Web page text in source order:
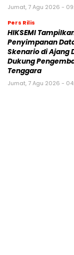
Jumat, 7 Agu 2026 -
Pers Rilis
HIKSEMI
Penyimpanan
Skenario di Ajang
Dukung
Tenggara
Jumat, 7 Agu 2026 -